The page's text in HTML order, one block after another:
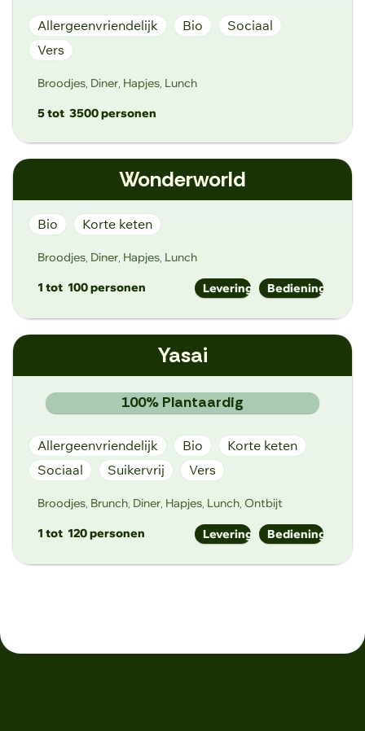
Allergeenvriendelijk Bio
Sociaal
Vers
Broodjes Diner Hapjes Lunch
5 tot 3500 personen
https://whatthefood.gent/
Lange Violettestraat 42, 9000 Gent
Wonderworld
Bio Korte keten
Broodjes Diner Hapjes Lunch
1 tot 100 personen Bediening
Levering
https://www.wonderworld.be
Lange Munte 59, 9860 Scheldewindeke
Yasai
100% Plantaardig
Allergeenvriendelijk Bio
Korte keten
Sociaal
Suikervrij Vers
Broodjes Brunch Diner Hapjes Lunch Ontbijt
1 tot 120 personen Bediening
Levering